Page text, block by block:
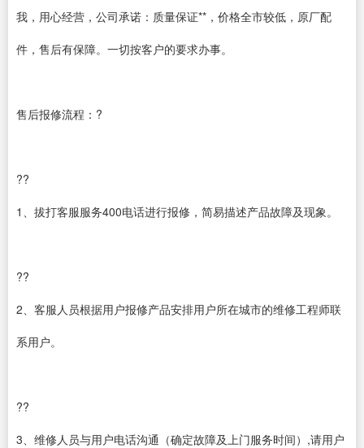
我，用心经营，公司承诺：质量保证**，价格全市较低，原厂配
件，售后有保障。一切按客户的要求办事。
售后报修流程：?
??
1、拔打客服服务400电话进行报修，简易描述产品故障及现象。
??
2、客服人员根据用户报修产品安排用户所在城市的维修工程师联
系用户。
??
3、维修人员与用户电话沟通（确定故障及上门服务时间）,请用户